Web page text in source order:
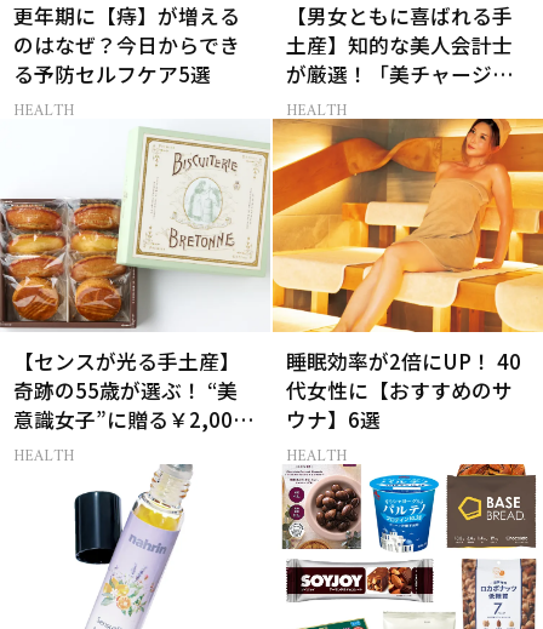
更年期に【痔】が増える
のはなぜ？今日からでき
る予防セルフケア5選
HEALTH
【男女ともに喜ばれる手
土産】知的な美人会計士
が厳選！「美チャージギ
フト」3選
HEALTH
【センスが光る手土産】
奇跡の55歳が選ぶ！ “美
意識女子”に贈る￥2,000
前後のお菓子3選
HEALTH
睡眠効率が2倍にUP！ 40
代女性に【おすすめのサ
ウナ】6選
HEALTH